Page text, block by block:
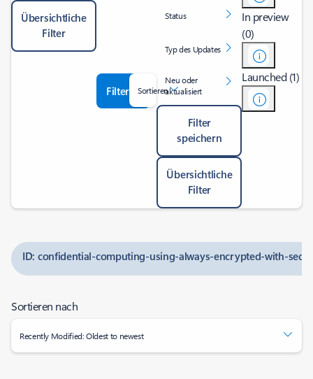
Übersichtliche
Filter
Filter Sortieren
Status
Typ des Updates
Neu oder
aktualisiert
Filter
speichern
Übersichtliche
Filter
In preview
(0)
Launched (1)
ID: confidential-computing-using-always-encrypted-with-
Sortieren nach
Recently Modified: Oldest to newest